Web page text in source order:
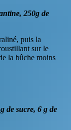
250g de
puis la
sur le
la bûche moins
g de sucre, 6 g de